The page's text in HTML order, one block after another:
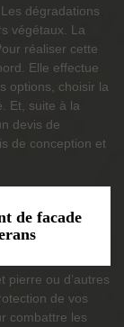
dégradations
végétaux. La
réaliser cette
Elle effectue
options, choisir la
Et, suite à la
devis de
de conception et
de facade
pierre ou d’autres
de vos
combattre les